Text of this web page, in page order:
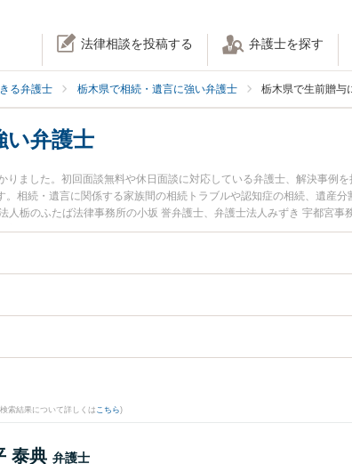
法律相談を投稿する 弁護士を探す
る弁護士 栃木県で相続・遺言に強い弁護士 栃木県で生前贈与
い弁護士
りました。初回面談無料や休日面談に対応している弁護士、解決事例
相続・遺言に関係する家族間の相続トラブルや認知症の相続、遺産
人栃のふたば法律事務所の小坂 誉弁護士、弁護士法人みずき 宇都宮
間に発生した生前贈与のトラブルを今すぐに弁護士に相談したい』
きる栃木県内の弁護士に相談予約したい』などでお困りの相談者さんに
索結果について詳しくは こちら)
泰典 弁護士